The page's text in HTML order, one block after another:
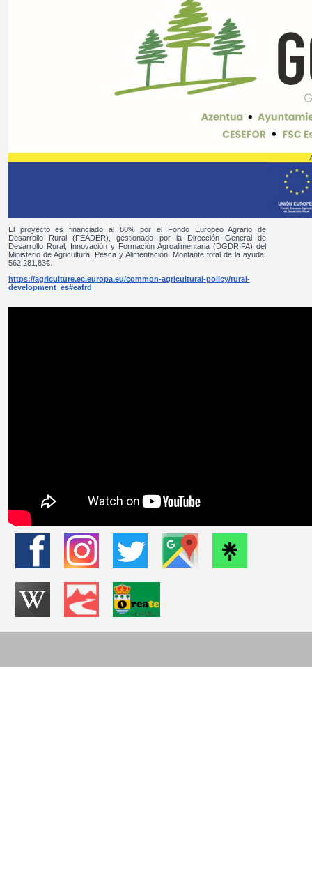
El proyecto es financiado al 80% por el Fondo Europeo Agrario de
Desarrollo Rural (FEADER), gestionado por la Dirección General de
Desarrollo Rural, Innovación y Formación Agroalimentaria (DGDRIFA) del
Ministerio de Agricultura, Pesca y Alimentación. Montante total de la ayuda:
562.281,83€.
https://agriculture.ec.europa.eu/common-agricultural-policy/rural-
development_es#eafrd